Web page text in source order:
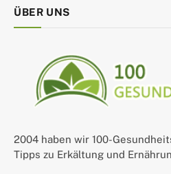
ÜBER UNS
2004 haben wir 100-
Tipps zu Erkältung und